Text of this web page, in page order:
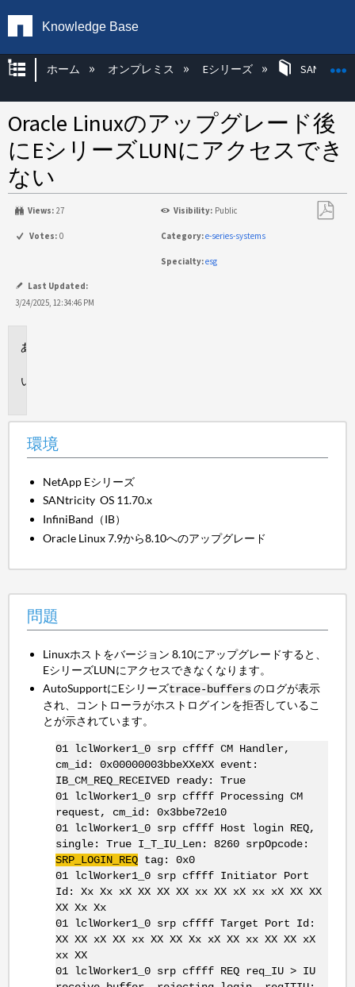
Knowledge Base
グローバル階層を展開/折りたたむ
ホーム オンプレミス Eシリーズ SANtricity
Oracle Linuxのアップグレード後
にEシリーズLUNにアクセスでき
ない
Views: 27 Visibility: Public
Votes: 0 Category:e-series-systems
Specialty:esg
Last Updated:
3/24/2025, 12:34:46 PM
環境
NetApp Eシリーズ
SANtricity OS 11.70.x
InfiniBand（IB）
Oracle Linux 7.9から8.10へのアップグレード
問題
Linuxホストをバージョン 8.10にアップグレードすると、
EシリーズLUNにアクセスできなくなります。
AutoSupportにEシリーズtrace-buffersのログが表示
され、コントローラがホストログインを拒否しているこ
とが示されています。
01 lclWorker1_0 srp cffff CM Handler,
cm_id: 0x00000003bbeXXeXX event:
IB_CM_REQ_RECEIVED ready: True
01 lclWorker1_0 srp cffff Processing CM
request, cm_id: 0x3bbe72e10
01 lclWorker1_0 srp cffff Host login REQ,
single: True I_T_IU_Len: 8260 srpOpcode:
SRP_LOGIN_REQtag: 0x0
01 lclWorker1_0 srp cffff Initiator Port
Id: Xx Xx xX XX XX XX xx XX xX xx xX XX XX
XX Xx Xx
01 lclWorker1_0 srp cffff Target Port Id:
XX XX xX XX xx XX XX Xx xX XX xx XX XX xX
xx XX
01 lclWorker1_0 srp cffff REQ req_IU > IU